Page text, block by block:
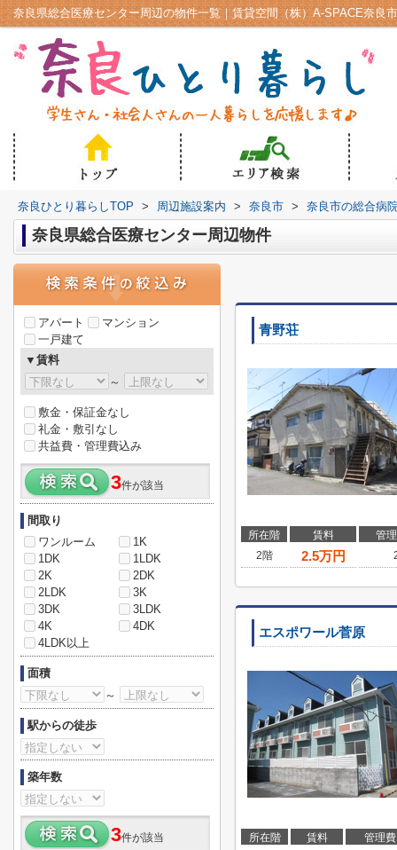
奈良県総合医療センター周辺の物件一覧｜賃貸空間（株）A-SPACE奈良
奈良ひとり暮らしTOP > 周辺施設案内 > 奈良市 > 奈良市の総合病
奈良県総合医療センター周辺物件
青野荘
所在階 賃料
管
2階
2.5万円
エスポワール菅原
所在階 賃料
管理
アパート
マンション
一戸建て
▼賃料
～
敷金・保証金なし
礼金・敷引なし
共益費・管理費込み
3件が該当
間取り
ワンルーム
1K
1DK
1LDK
2K
2DK
2LDK
3K
3DK
3LDK
4K
4DK
4LDK以上
面積
～
駅からの徒歩
築年数
3件が該当